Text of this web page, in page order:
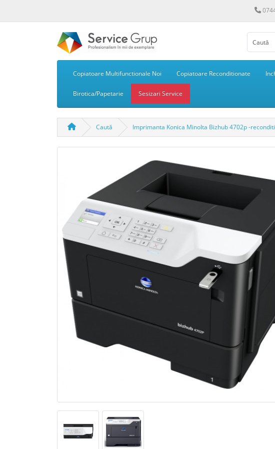
Copiatoare Multifunctionale Noi Copiatoare Reconditionate
Birotica/Papetarie Sesizari Service
Caută Imprimanta Konica Minolta Bizhub 4702p -